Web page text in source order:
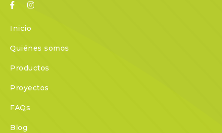
Inicio
Quiénes somos
Productos
Proyectos
FAQs
Blog